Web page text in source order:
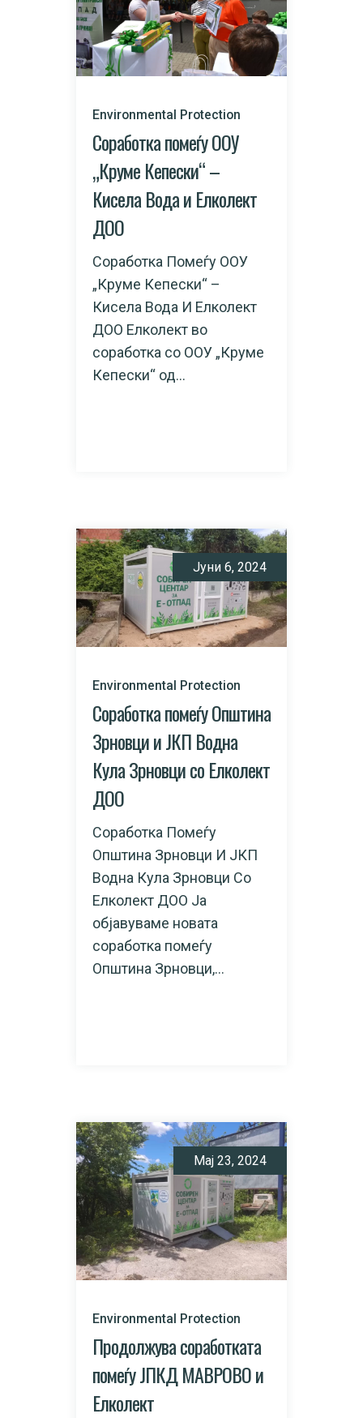
Environmental Protection
Соработка помеѓу ООУ
„Круме Кепески“ –
Кисела Вода и Елколект
ДОО
Соработка Помеѓу ООУ
„Круме Кепески“ –
Кисела Вода И Елколект
ДОО Елколект во
соработка со ООУ „Круме
Кепески“ од...
Јуни 6, 2024
Environmental Protection
Соработка помеѓу Општина
Зрновци и ЈКП Водна
Кула Зрновци со Елколект
ДОО
Соработка Помеѓу
Општина Зрновци И ЈКП
Водна Кула Зрновци Со
Елколект ДОО Ја
објавуваме новата
соработка помеѓу
Општина Зрновци,...
Мај 23, 2024
Environmental Protection
Продолжува соработката
помеѓу ЈПКД МАВРОВО и
Елколект